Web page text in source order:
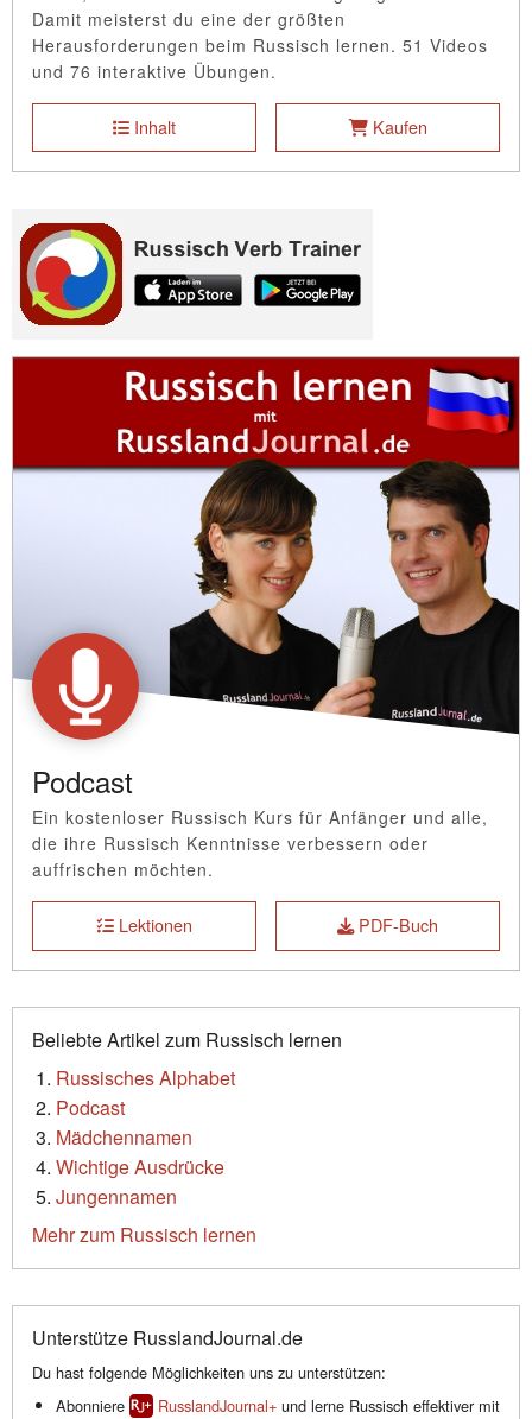
Damit meisterst du eine der größten
Herausforderungen beim Russisch lernen. 51 Videos
und 76 interaktive Übungen.
Inhalt Kaufen
Podcast
Ein kostenloser Russisch Kurs für Anfänger und alle,
die ihre Russisch Kenntnisse verbessern oder
auffrischen möchten.
Lektionen PDF-Buch
Beliebte Artikel zum Russisch lernen
Russisches Alphabet
Podcast
Mädchennamen
Wichtige Ausdrücke
Jungennamen
Mehr zum Russisch lernen
Unterstütze RusslandJournal.de
Du hast folgende Möglichkeiten uns zu unterstützen:
Abonniere
RusslandJournal+ und lerne Russisch effektiver mit